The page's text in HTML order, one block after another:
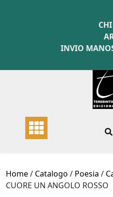
INVIO
Home/ Catalogo / Poesia /
CUORE UN ANGOLO ROSSO